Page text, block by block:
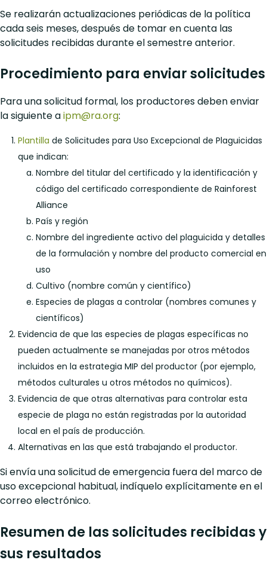
Se realizarán actualizaciones periódicas de la política
cada seis meses, después de tomar en cuenta las
solicitudes recibidas durante el semestre anterior.
Procedimiento para enviar solicitudes
Para una solicitud formal, los productores deben enviar
la siguiente aipm@ra.org:
Plantilla de Solicitudes para Uso Excepcional de Plaguicidas
que indican:
Nombre del titular del certificado y la identificación y
código del certificado correspondiente de Rainforest
Alliance
País y región
Nombre del ingrediente activo del plaguicida y detalles
de la formulación y nombre del producto comercial en
uso
Cultivo (nombre común y científico)
Especies de plagas a controlar (nombres comunes y
científicos)
Evidencia de que las especies de plagas específicas no
pueden actualmente se manejadas por otros métodos
incluidos en la estrategia MIP del productor (por ejemplo,
métodos culturales u otros métodos no químicos).
Evidencia de que otras alternativas para controlar esta
especie de plaga no están registradas por la autoridad
local en el país de producción.
Alternativas en las que está trabajando el productor.
Si envía una solicitud de emergencia fuera del marco de
uso excepcional habitual, indíquelo explícitamente en el
correo electrónico.
Resumen de las solicitudes recibidas y
sus resultados